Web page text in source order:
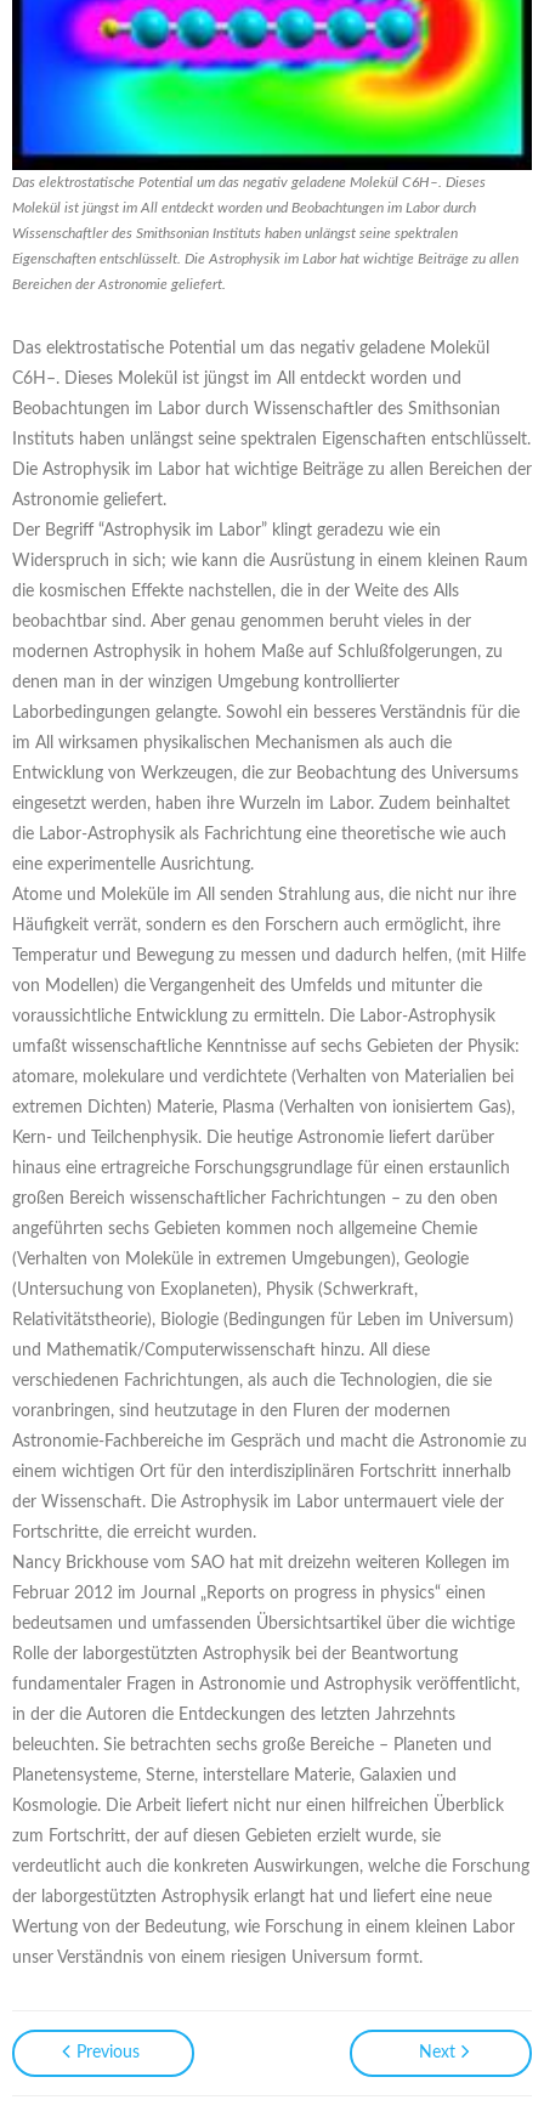
Das elektrostatische Potential um das negativ geladene Molekül C6H–. Dieses
Molekül ist jüngst im All entdeckt worden und Beobachtungen im Labor durch
Wissenschaftler des Smithsonian Instituts haben unlängst seine spektralen
Eigenschaften entschlüsselt. Die Astrophysik im Labor hat wichtige Beiträge zu allen
Bereichen der Astronomie geliefert.
Das elektrostatische Potential um das negativ geladene Molekül
C6H–. Dieses Molekül ist jüngst im All entdeckt worden und
Beobachtungen im Labor durch Wissenschaftler des Smithsonian
Instituts haben unlängst seine spektralen Eigenschaften entschlüsselt.
Die Astrophysik im Labor hat wichtige Beiträge zu allen Bereichen der
Astronomie geliefert.
Der Begriff “Astrophysik im Labor” klingt geradezu wie ein
Widerspruch in sich; wie kann die Ausrüstung in einem kleinen Raum
die kosmischen Effekte nachstellen, die in der Weite des Alls
beobachtbar sind. Aber genau genommen beruht vieles in der
modernen Astrophysik in hohem Maße auf Schlußfolgerungen, zu
denen man in der winzigen Umgebung kontrollierter
Laborbedingungen gelangte. Sowohl ein besseres Verständnis für die
im All wirksamen physikalischen Mechanismen als auch die
Entwicklung von Werkzeugen, die zur Beobachtung des Universums
eingesetzt werden, haben ihre Wurzeln im Labor. Zudem beinhaltet
die Labor-Astrophysik als Fachrichtung eine theoretische wie auch
eine experimentelle Ausrichtung.
Atome und Moleküle im All senden Strahlung aus, die nicht nur ihre
Häufigkeit verrät, sondern es den Forschern auch ermöglicht, ihre
Temperatur und Bewegung zu messen und dadurch helfen, (mit Hilfe
von Modellen) die Vergangenheit des Umfelds und mitunter die
voraussichtliche Entwicklung zu ermitteln. Die Labor-Astrophysik
umfaßt wissenschaftliche Kenntnisse auf sechs Gebieten der Physik:
atomare, molekulare und verdichtete (Verhalten von Materialien bei
extremen Dichten) Materie, Plasma (Verhalten von ionisiertem Gas),
Kern- und Teilchenphysik. Die heutige Astronomie liefert darüber
hinaus eine ertragreiche Forschungsgrundlage für einen erstaunlich
großen Bereich wissenschaftlicher Fachrichtungen – zu den oben
angeführten sechs Gebieten kommen noch allgemeine Chemie
(Verhalten von Moleküle in extremen Umgebungen), Geologie
(Untersuchung von Exoplaneten), Physik (Schwerkraft,
Relativitätstheorie), Biologie (Bedingungen für Leben im Universum)
und Mathematik/Computerwissenschaft hinzu. All diese
verschiedenen Fachrichtungen, als auch die Technologien, die sie
voranbringen, sind heutzutage in den Fluren der modernen
Astronomie-Fachbereiche im Gespräch und macht die Astronomie zu
einem wichtigen Ort für den interdisziplinären Fortschritt innerhalb
der Wissenschaft. Die Astrophysik im Labor untermauert viele der
Fortschritte, die erreicht wurden.
Nancy Brickhouse vom SAO hat mit dreizehn weiteren Kollegen im
Februar 2012 im Journal „Reports on progress in physics“ einen
bedeutsamen und umfassenden Übersichtsartikel über die wichtige
Rolle der laborgestützten Astrophysik bei der Beantwortung
fundamentaler Fragen in Astronomie und Astrophysik veröffentlicht,
in der die Autoren die Entdeckungen des letzten Jahrzehnts
beleuchten. Sie betrachten sechs große Bereiche – Planeten und
Planetensysteme, Sterne, interstellare Materie, Galaxien und
Kosmologie. Die Arbeit liefert nicht nur einen hilfreichen Überblick
zum Fortschritt, der auf diesen Gebieten erzielt wurde, sie
verdeutlicht auch die konkreten Auswirkungen, welche die Forschung
der laborgestützten Astrophysik erlangt hat und liefert eine neue
Wertung von der Bedeutung, wie Forschung in einem kleinen Labor
unser Verständnis von einem riesigen Universum formt.
Previous Next